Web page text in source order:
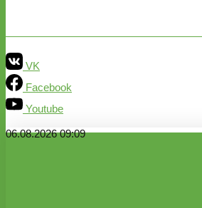
VK
Facebook
Youtube
06.08.2026 09:09